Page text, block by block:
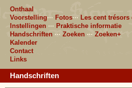
Onthaal
Voorstelling··· Fotos··· Les cent
Instellingen ··· Praktische informatie
Handschriften ··· Zoeken ··· Zoeken+
Kalender
Contact
Links
Handschriften